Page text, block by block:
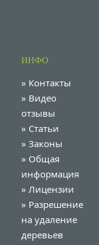
ИНФО
» Контакты
» Видео
отзывы
» Статьи
» Законы
» Общая
информация
» Лицензии
» Разрешение
на удаление
деревьев